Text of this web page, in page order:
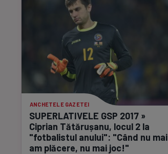
ANCHETELE GAZETEI
SUPERLATIVELE GSP 2017 »
Ciprian Tătărușanu, locul 2 la
"fotbalistul anului": "Când nu mai
am plăcere, nu mai joc!"